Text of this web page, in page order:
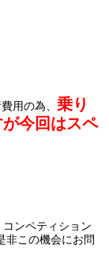
用の為、 乗り
が今回はスペ
ンペティション
非この機会にお問